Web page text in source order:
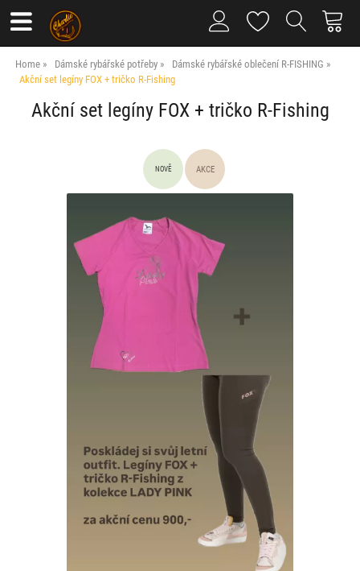
Home Dámské rybářské potřeby
Dámské rybářské oblečení R-FISHING
Akční set legíny FOX + tričko R-Fishing
Akční set legíny FOX + tričko R-Fishing